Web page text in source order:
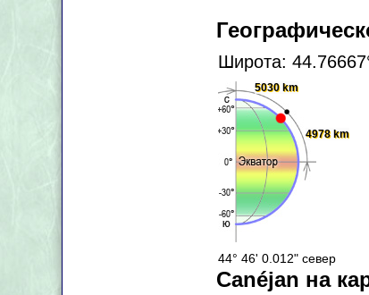
Широта:
5030 km
4978 km
44° 46' 0.012" север
Canéjan на